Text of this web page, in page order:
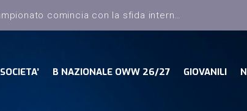
SOCIETA’ B NAZIONALE OWW 26/27 GIOVANILI